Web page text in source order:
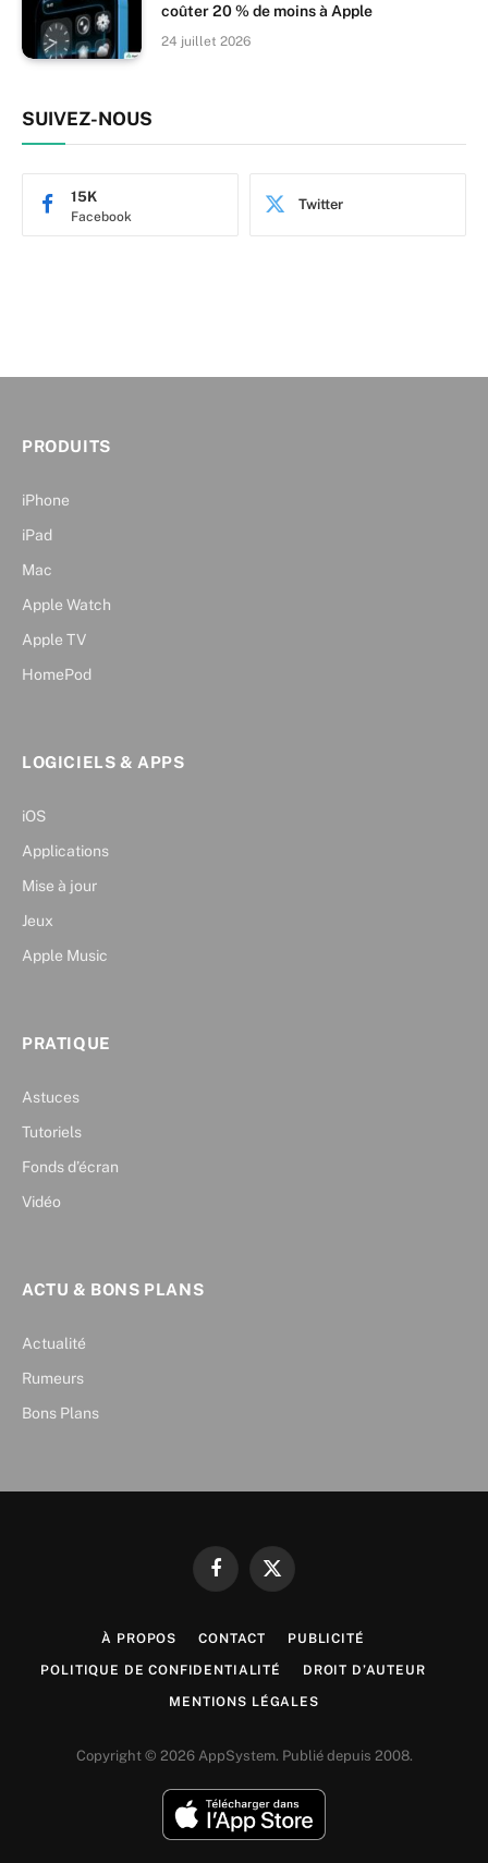
coûter 20 % de moins à Apple
24 juillet 2026
SUIVEZ-NOUS
Facebook
15K Twitter
PRODUITS
iPhone
iPad
Mac
Apple Watch
Apple TV
HomePod
LOGICIELS & APPS
iOS
Applications
Mise à jour
Jeux
Apple Music
PRATIQUE
Astuces
Tutoriels
Fonds d’écran
Vidéo
ACTU & BONS PLANS
Actualité
Rumeurs
Bons Plans
FacebookX
À PROPOS CONTACT PUBLICITÉ
POLITIQUE DE CONFIDENTIALITÉ DROIT D’AUTEUR
MENTIONS LÉGALES
Copyright © 2026 AppSystem. Publié depuis 2008.